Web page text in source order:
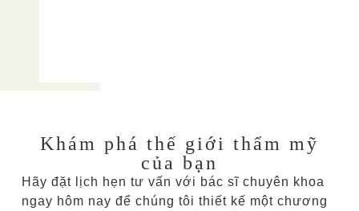
Khám phá thế giới thẩm mỹ
của bạn
Hãy đặt lịch hẹn tư vấn với bác sĩ chuyên khoa
ngay hôm nay để chúng tôi thiết kế một chương